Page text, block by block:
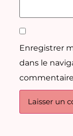
Enregistrer
dans le